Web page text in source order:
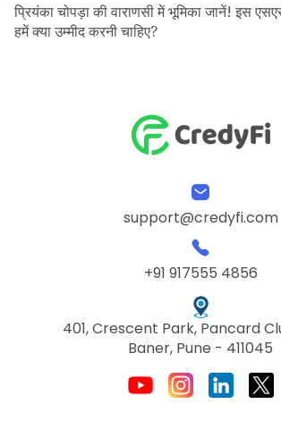
प्रियंका चोपड़ा की वाराणसी में भूमिका जानें! इस
हमें क्या उम्मीद करनी चाहिए?
support@credyfi.com
+91 917555 4856
401, Crescent Park, Pancard
Baner, Pune - 411045